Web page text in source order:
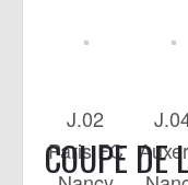
J.02
Paris FC
COUPE DE